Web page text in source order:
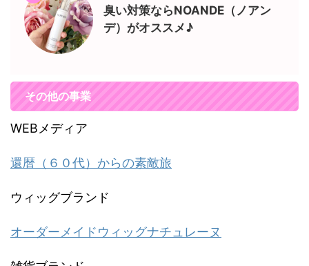
臭い対策ならNOANDE（ノアン
デ）がオススメ♪
その他の事業
WEBメディア
還暦（６０代）からの素敵旅
ウィッグブランド
オーダーメイドウィッグナチュレーヌ